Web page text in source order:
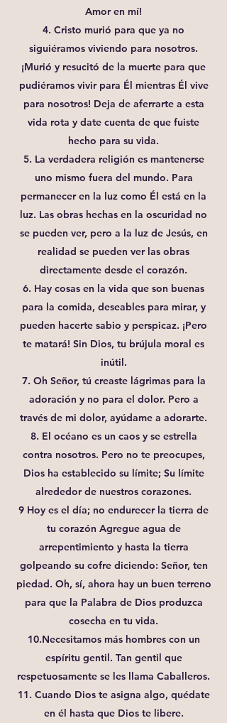
Amor en mí!
4. Cristo murió para que ya no
siguiéramos viviendo para nosotros.
¡Murió y resucitó de la muerte para que
pudiéramos vivir para Él mientras Él vive
para nosotros! Deja de aferrarte a esta
vida rota y date cuenta de que fuiste
hecho para su vida.
5. La verdadera religión es mantenerse
uno mismo fuera del mundo. Para
permanecer en la luz como Él está en la
luz. Las obras hechas en la oscuridad no
se pueden ver, pero a la luz de Jesús, en
realidad se pueden ver las obras
directamente desde el corazón.
6. Hay cosas en la vida que son buenas
para la comida, deseables para mirar, y
pueden hacerte sabio y perspicaz. ¡Pero
te matará! Sin Dios, tu brújula moral es
inútil.
7. Oh Señor, tú creaste lágrimas para la
adoración y no para el dolor. Pero a
través de mi dolor, ayúdame a adorarte.
8. El océano es un caos y se estrella
contra nosotros. Pero no te preocupes,
Dios ha establecido su límite; Su límite
alrededor de nuestros corazones.
9 Hoy es el día; no endurecer la tierra de
tu corazón Agregue agua de
arrepentimiento y hasta la tierra
golpeando su cofre diciendo: Señor, ten
piedad. Oh, sí, ahora hay un buen terreno
para que la Palabra de Dios produzca
cosecha en tu vida.
10.Necesitamos más hombres con un
espíritu gentil. Tan gentil que
respetuosamente se les llama Caballeros.
11. Cuando Dios te asigna algo, quédate
en él hasta que Dios te libere.